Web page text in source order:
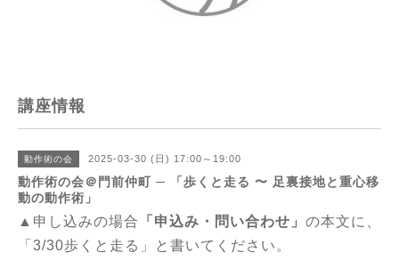
講座情報
動作術の会 2025-03-30 (日) 17:00～19:00
動作術の会＠門前仲町 ─ 「歩くと走る 〜 足裏接地と重心移
動の動作術」
▲申し込みの場合 「申込み・問い合わせ」 の本文に、
「3/30歩くと走る」と書いてください。